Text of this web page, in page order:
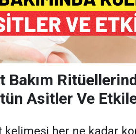
Bakım
Asitler Ve
kelimesi her ne kadar